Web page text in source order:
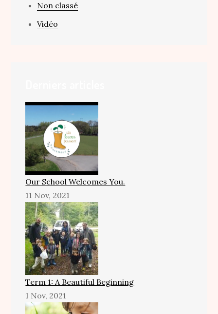
Non classé
Vidéo
Our School Welcomes You.
11 Nov, 2021
Term 1: A Beautiful Beginning
1 Nov, 2021